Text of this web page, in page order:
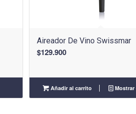
Aireador De Vino Swissmar
$129.900
Añadir al carrito